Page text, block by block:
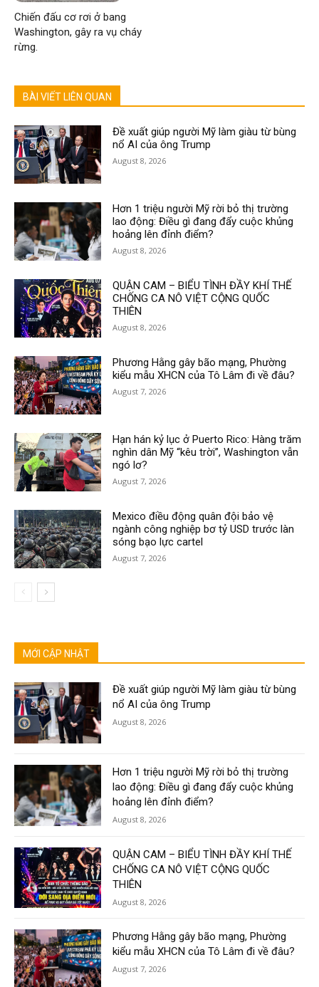
Chiến đấu cơ rơi ở bang
Washington, gây ra vụ cháy
rừng.
BÀI VIẾT LIÊN QUAN
Đề xuất giúp người Mỹ làm giàu từ bùng
nổ AI của ông Trump
August 8, 2026
Hơn 1 triệu người Mỹ rời bỏ thị trường
lao động: Điều gì đang đẩy cuộc khủng
hoảng lên đỉnh điểm?
August 8, 2026
QUẬN CAM – BIỂU TÌNH ĐẦY KHÍ THẾ
CHỐNG CA NÔ VIỆT CỘNG QUỐC
THIÊN
August 8, 2026
Phương Hằng gây bão mạng, Phường
kiểu mẫu XHCN của Tô Lâm đi về đâu?
August 7, 2026
Hạn hán kỷ lục ở Puerto Rico: Hàng trăm
nghìn dân Mỹ “kêu trời”, Washington vẫn
ngó lơ?
August 7, 2026
Mexico điều động quân đội bảo vệ
ngành công nghiệp bơ tỷ USD trước làn
sóng bạo lực cartel
August 7, 2026
MỚI CẬP NHẬT
Đề xuất giúp người Mỹ làm giàu từ bùng
nổ AI của ông Trump
August 8, 2026
Hơn 1 triệu người Mỹ rời bỏ thị trường
lao động: Điều gì đang đẩy cuộc khủng
hoảng lên đỉnh điểm?
August 8, 2026
QUẬN CAM – BIỂU TÌNH ĐẦY KHÍ THẾ
CHỐNG CA NÔ VIỆT CỘNG QUỐC
THIÊN
August 8, 2026
Phương Hằng gây bão mạng, Phường
kiểu mẫu XHCN của Tô Lâm đi về đâu?
August 7, 2026